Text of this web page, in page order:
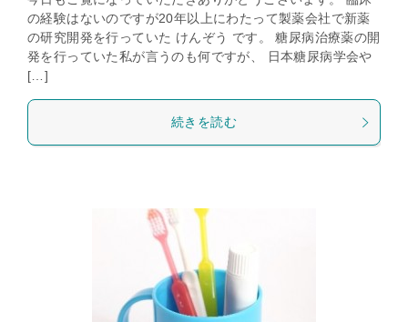
の経験はないのですが20年以上にわたって製薬会社で新薬
の研究開発を行っていた けんぞう です。 糖尿病治療薬の開
発を行っていた私が言うのも何ですが、 日本糖尿病学会や
[…]
続きを読む